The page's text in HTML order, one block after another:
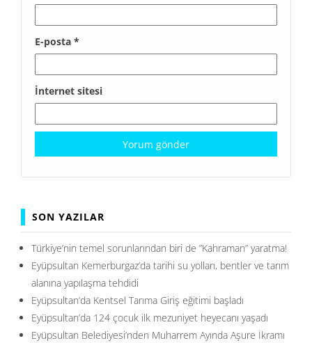
E-posta *
İnternet sitesi
SON YAZILAR
Türkiye’nin temel sorunlarından biri de ”Kahraman” yaratma!
Eyüpsultan Kemerburgaz’da tarihi su yolları, bentler ve tarım
alanına yapılaşma tehdidi
Eyüpsultan’da Kentsel Tarıma Giriş eğitimi başladı
Eyüpsultan’da 124 çocuk ilk mezuniyet heyecanı yaşadı
Eyüpsultan Belediyesi’nden Muharrem Ayında Aşure İkramı